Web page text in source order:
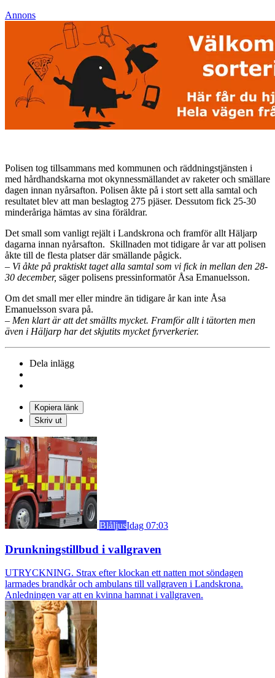
Annons
Polisen tog tillsammans med kommunen och räddningstjänsten i
med hårdhandskarna mot okynnessmällandet av raketer och smällare
dagen innan nyårsafton. Polisen åkte på i stort sett alla samtal och
resultatet blev att man beslagtog 275 pjäser. Dessutom fick 25-30
minderåriga hämtas av sina föräldrar.
Det small som vanligt rejält i Landskrona och framför allt Häljarp
dagarna innan nyårsafton. Skillnaden mot tidigare år var att polisen
åkte till de flesta platser där smällande pågick.
– Vi åkte på praktiskt taget alla samtal som vi fick in mellan den 28-
30 december, säger polisens pressinformatör Åsa Emanuelsson.
Om det small mer eller mindre än tidigare år kan inte Åsa
Emanuelsson svara på.
– Men klart är att det smällts mycket. Framför allt i tätorten men
även i Häljarp har det skjutits mycket fyrverkerier.
Dela inlägg
Kopiera länk
Skriv ut
BlåljusIdag 07:03
Drunkningstillbud i vallgraven
UTRYCKNING. Strax efter klockan ett natten mot söndagen
larmades brandkår och ambulans till vallgraven i Landskrona.
Anledningen var att en kvinna hamnat i vallgraven.